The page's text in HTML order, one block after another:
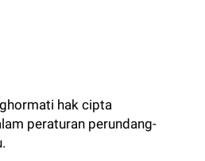
hak cipta
peraturan perundang-